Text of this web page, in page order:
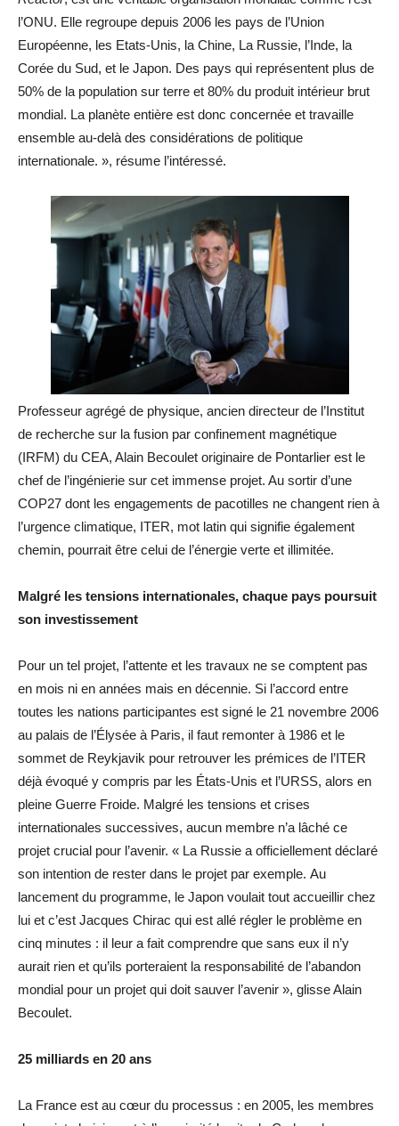
l’ONU. Elle regroupe depuis 2006 les pays de l’Union
Européenne, les Etats-Unis, la Chine, La Russie, l’Inde, la
Corée du Sud, et le Japon. Des pays qui représentent plus de
50% de la population sur terre et 80% du produit intérieur brut
mondial. La planète entière est donc concernée et travaille
ensemble au-delà des considérations de politique
internationale. », résume l’intéressé.
Professeur agrégé de physique, ancien directeur de l’Institut
de recherche sur la fusion par confinement magnétique
(IRFM) du CEA, Alain Becoulet originaire de Pontarlier est le
chef de l’ingénierie sur cet immense projet. Au sortir d’une
COP27 dont les engagements de pacotilles ne changent rien à
l’urgence climatique, ITER, mot latin qui signifie également
chemin, pourrait être celui de l’énergie verte et illimitée.
Malgré les tensions internationales, chaque pays poursuit
son investissement
Pour un tel projet, l’attente et les travaux ne se comptent pas
en mois ni en années mais en décennie. Si l’accord entre
toutes les nations participantes est signé le 21 novembre 2006
au palais de l’Élysée à Paris, il faut remonter à 1986 et le
sommet de Reykjavik pour retrouver les prémices de l’ITER
déjà évoqué y compris par les États-Unis et l’URSS, alors en
pleine Guerre Froide. Malgré les tensions et crises
internationales successives, aucun membre n’a lâché ce
projet crucial pour l’avenir. « La Russie a officiellement déclaré
son intention de rester dans le projet par exemple. Au
lancement du programme, le Japon voulait tout accueillir chez
lui et c’est Jacques Chirac qui est allé régler le problème en
cinq minutes : il leur a fait comprendre que sans eux il n’y
aurait rien et qu’ils porteraient la responsabilité de l’abandon
mondial pour un projet qui doit sauver l’avenir », glisse Alain
Becoulet.
25 milliards en 20 ans
La France est au cœur du processus : en 2005, les membres